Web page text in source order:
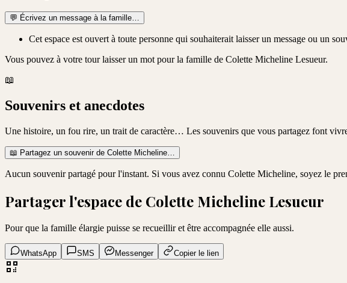
💬 Écrivez un message à la famille…
Cet espace est ouvert à toute personne qui souhaiterait laisser un message ou un
Vous pouvez à votre tour laisser un mot pour la famille de Colette Micheline Lesueur.
📖
Souvenirs et anecdotes
Une histoire, un fou rire, un trait de caractère… Les souvenirs que vous partagez font
📖 Partagez un souvenir de Colette Micheline…
Aucun souvenir partagé pour l'instant. Si vous avez connu Colette Micheline, soyez le
Partager l'espace de Colette Micheline Lesueur
Pour que la famille élargie puisse se recueillir et être accompagnée elle aussi.
WhatsApp SMS Messenger Copier le lien